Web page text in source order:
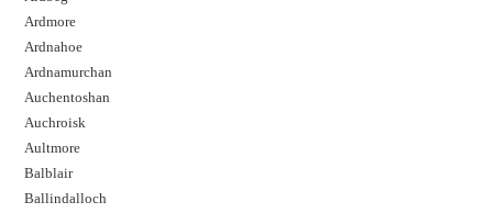
Ardmore
Ardnahoe
Ardnamurchan
Auchentoshan
Auchroisk
Aultmore
Balblair
Ballindalloch